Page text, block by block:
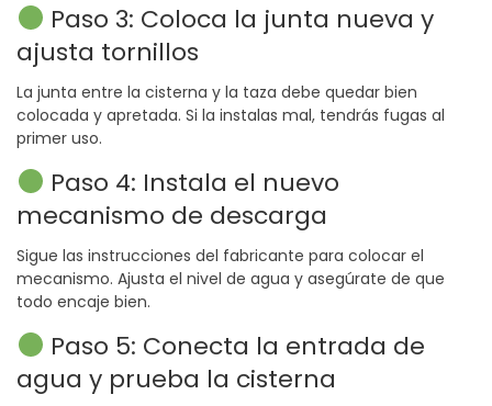
Paso 3: Coloca la junta nueva y
ajusta tornillos
La junta entre la cisterna y la taza debe quedar bien
colocada y apretada. Si la instalas mal, tendrás fugas al
primer uso.
Paso 4: Instala el nuevo
mecanismo de descarga
Sigue las instrucciones del fabricante para colocar el
mecanismo. Ajusta el nivel de agua y asegúrate de que
todo encaje bien.
Paso 5: Conecta la entrada de
agua y prueba la cisterna